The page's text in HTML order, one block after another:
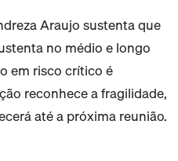
Araujo sustenta que
no médio e longo
em risco crítico é
reconhece a fragilidade,
até a próxima reunião.